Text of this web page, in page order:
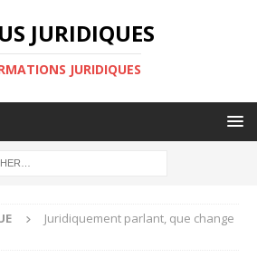
JURIDIQUES
JURIDIQUES
Juridiquement parlant, que change